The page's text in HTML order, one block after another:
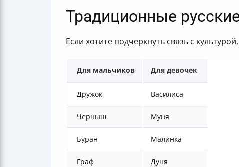
Традиционные
Если хотите подчеркнуть связь с
Для мальчиков Для девочек
Дружок Василиса
Черныш Муня
Буран Малинка
Граф Дуня